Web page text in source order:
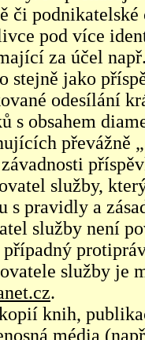
či podnikatelské
pod více
za účel
stejně jako
odesílání
s obsahem
převážně
služby,
s pravidly a
služby není
služby je
.
knih,
média